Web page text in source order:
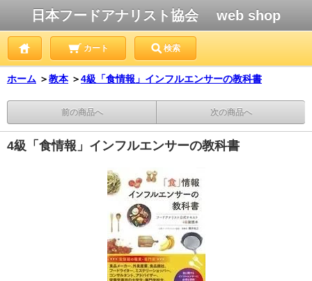
日本フードアナリスト協会 web shop
カート 検索
ホーム ＞教本 ＞4級「食情報」インフルエンサーの教科書
前の商品へ 次の商品へ
4級「食情報」インフルエンサーの教科書